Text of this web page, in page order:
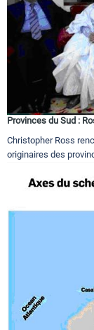
Tourisme
Régions
Hotels
Provinces du Sud :
Christopher Ross
originaires des